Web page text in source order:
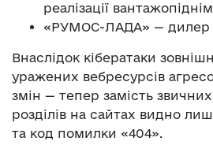
реалізації
«РУМОС-ЛАДА» — дилер
Внаслідок кібератаки
уражених вебресурсів
змін — тепер замість
розділів на сайтах видно
та код помилки «404».